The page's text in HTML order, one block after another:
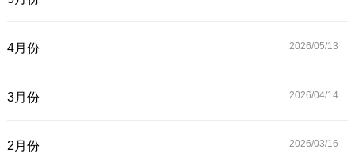
2026/05/13
4月份
2026/04/14
3月份
2026/03/16
2月份